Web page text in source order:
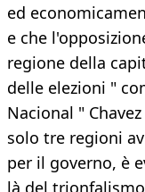
ed
e che
regione della
delle elezioni "
Nacional "
solo tre regioni
per il governo, è
là del